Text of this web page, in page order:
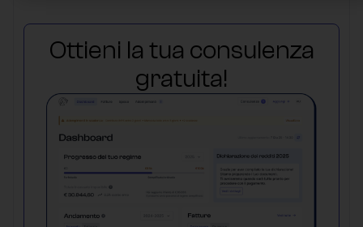
Ottieni la tua consulenza
gratuita!